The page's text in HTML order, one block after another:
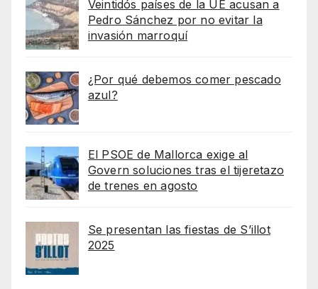
Veintidós países de la UE acusan a
Pedro Sánchez por no evitar la
invasión marroquí
¿Por qué debemos comer pescado
azul?
El PSOE de Mallorca exige al
Govern soluciones tras el tijeretazo
de trenes en agosto
Se presentan las fiestas de S’illot
2025